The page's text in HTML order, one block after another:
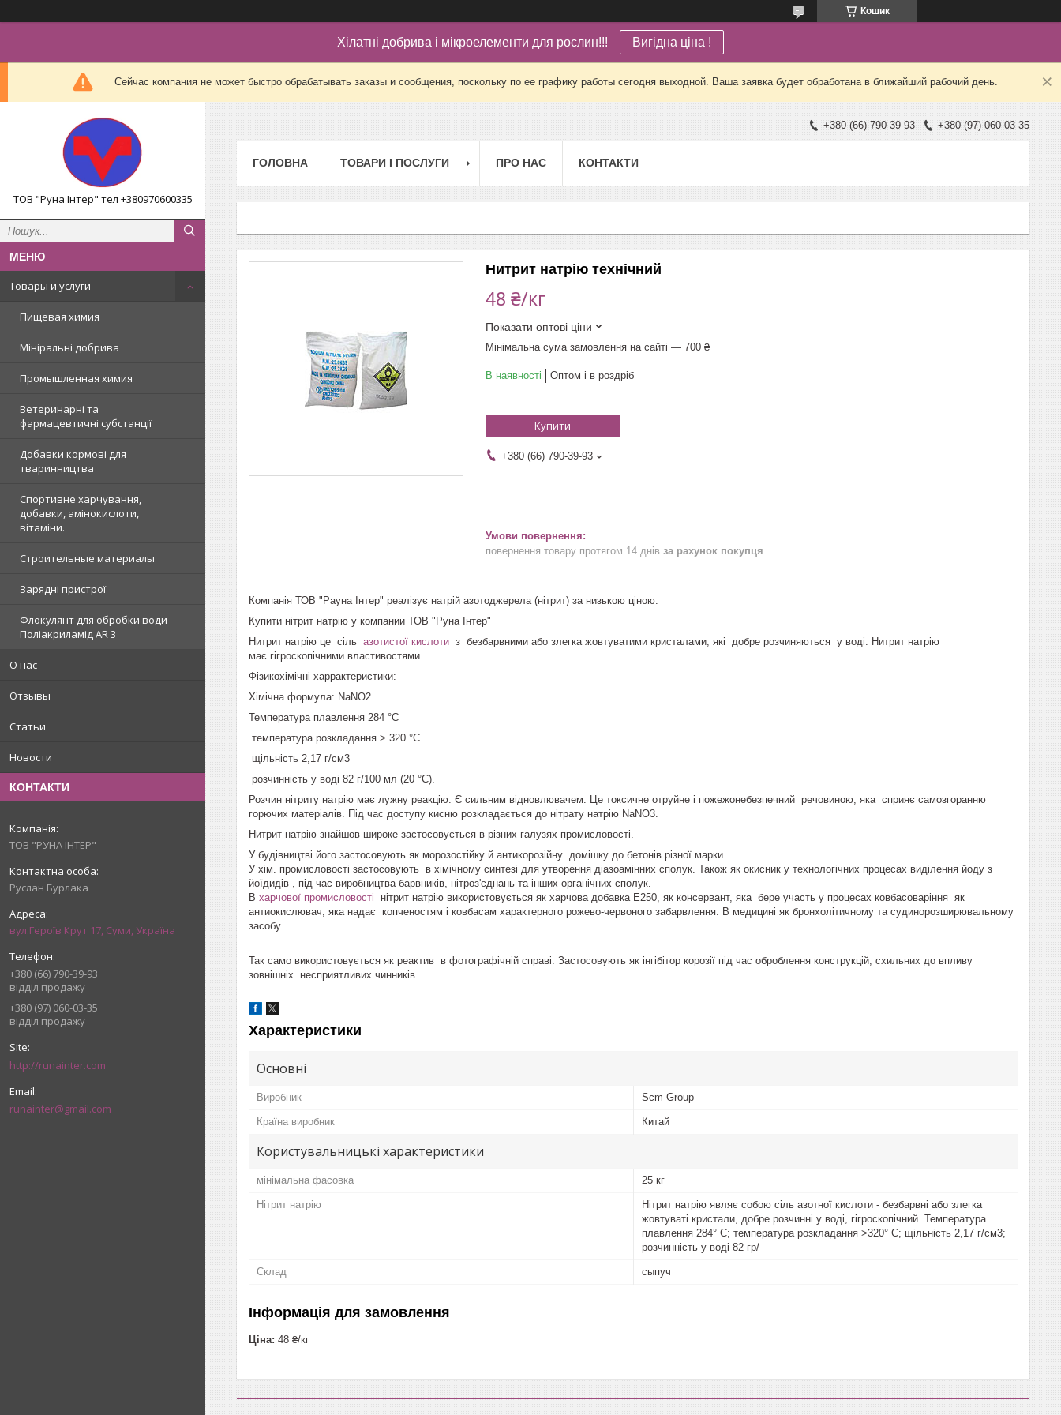
Кошик
Хілатні добрива і мікроелементи для рослин!!! Вигідна ціна !
Сейчас компания не может быстро обрабатывать заказы и сообщения, поскольку по ее графику работы сегодня выходной. Ваша заявка будет обработана в ближайший рабочий день.
ТОВ "Руна Інтер" тел +380970600335
Товары и услуги
Пищевая химия
Мініральні добрива
Промышленная химия
Ветеринарні та
фармацевтичні субстанції
Добавки кормові для
тваринництва
Спортивне харчування,
добавки, амінокислоти,
вітаміни.
Строительные материалы
Зарядні пристрої
Флокулянт для обробки води
Поліакриламід AR 3
О нас
Отзывы
Статьи
Новости
КОНТАКТИ
ТОВ "РУНА ІНТЕР"
Руслан Бурлака
вул.Героїв Крут 17, Суми, Україна
+380 (66) 790-39-93
відділ продажу
+380 (97) 060-03-35
відділ продажу
http://runainter.com
runainter@gmail.com
+380 (66) 790-39-93 +380 (97) 060-03-35
ГОЛОВНА ТОВАРИ І ПОСЛУГИ ПРО НАС КОНТАКТИ
Нитрит натрію технічний
48 ₴/кг
Показати оптові ціни
Мінімальна сума замовлення на сайті — 700 ₴
В наявності Оптом і в роздріб
Купити
+380 (66) 790-39-93
повернення товару протягом 14 днів за рахунок покупця
Компанія ТОВ "Рауна Інтер" реалізує натрій азотоджерела (нітрит) за низькою ціною.
Купити нітрит натрію у компании ТОВ "Руна Інтер"
Нитрит натрію це сіль азотистої кислоти з безбарвними або злегка жовтуватими кристалами, які добре розчиняються у воді. Нитрит натрію
має гігроскопічними властивостями.
Фізикохімічні харрактеристики:
Хімічна формула: NaNO2
Температура плавлення 284 °C
температура розкладання > 320 °C
щільність 2,17 г/см3
розчинність у воді 82 г/100 мл (20 °C).
Розчин нітриту натрію має лужну реакцію. Є сильним відновлювачем. Це токсичне отруйне і пожежонебезпечний речовиною, яка сприяє самозгоранню
горючих матеріалів. Під час доступу кисню розкладається до нітрату натрію NaNO3.
Нитрит натрію знайшов широке застосовується в різних галузях промисловості.
У будівництві його застосовують як морозостійку й антикорозійну домішку до бетонів різної марки.
У хім. промисловості застосовують в хімічному синтезі для утворення діазоамінних сполук. Також як окисник у технологічних процесах виділення йоду з
йоїдидів , під час виробництва барвників, нітроз'єднань та інших органічних сполук.
В харчової промисловості нітрит натрію використовується як харчова добавка E250, як консервант, яка бере участь у процесах ковбасоваріння як
антиокислювач, яка надає копченостям і ковбасам характерного рожево-червоного забарвлення. В медицині як бронхолітичному та судинорозширювальному
засобу.
Так само використовується як реактив в фотографічній справі. Застосовують як інгібітор корозії під час оброблення конструкцій, схильних до впливу
зовнішніх несприятливих чинників
Характеристики
Основні
Виробник Scm Group
Країна виробник Китай
Користувальницькі характеристики
мінімальна фасовка 25 кг
Нітрит натрію
Нітрит натрію являє собою сіль азотної кислоти - безбарвні або злегка
жовтуваті кристали, добре розчинні у воді, гігроскопічний. Температура
плавлення 284° С; температура розкладання >320° С; щільність 2,17 г/см3;
розчинність у воді 82 гр/
Склад сыпуч
Інформація для замовлення
Ціна: 48 ₴/кг